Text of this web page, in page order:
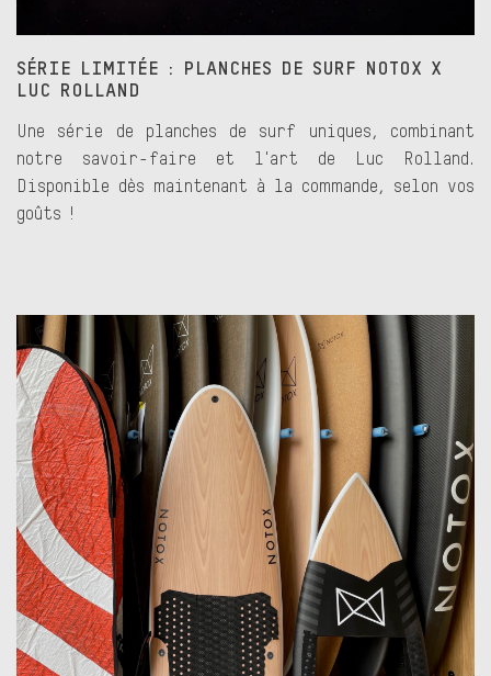
SÉRIE LIMITÉE : PLANCHES DE SURF NOTOX X
LUC ROLLAND
Une série de planches de surf uniques, combinant
notre savoir-faire et l'art de Luc Rolland.
Disponible dès maintenant à la commande, selon vos
goûts !